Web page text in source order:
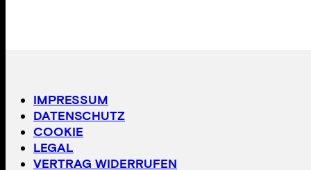
IMPRESSUM
DATENSCHUTZ
COOKIE
LEGAL
VERTRAG WIDERRUFEN